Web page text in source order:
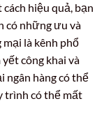
cách hiệu quả, bạn
có những ưu và
là kênh phổ
công khai và
ngân hàng có thể
trình có thể mất